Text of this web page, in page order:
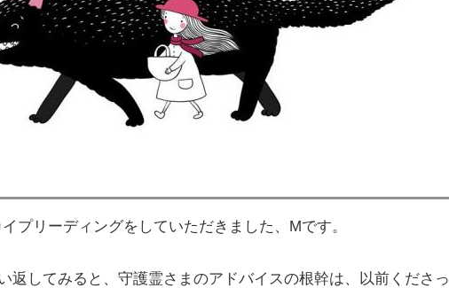
プリーディングをしていただきました、Mです。
返してみると、守護霊さまのアドバイスの根幹は、以前くださっ